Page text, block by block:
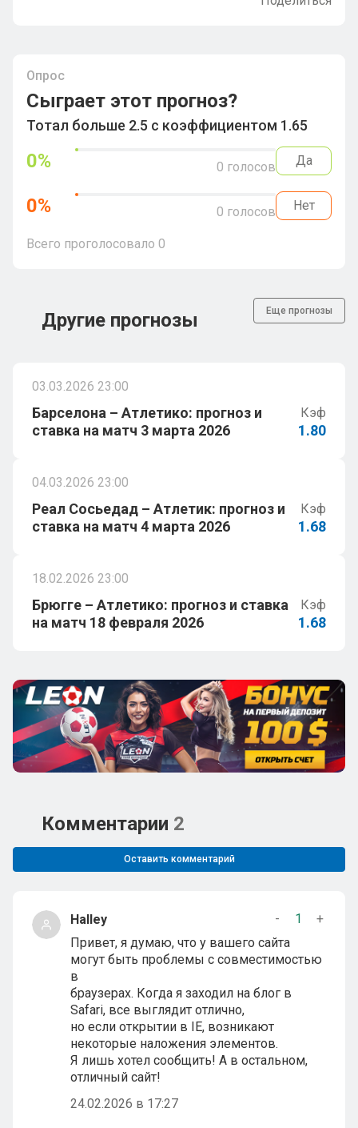
Опрос
Сыграет этот прогноз?
Тотал больше 2.5 с коэффициентом 1.65
0% 0 голосов Да
0% 0 голосов Нет
Всего проголосовало 0
Другие прогнозы Еще прогнозы
03.03.2026 23:00
Барселона – Атлетико: прогноз и
ставка на матч 3 марта 2026
Кэф
1.80
04.03.2026 23:00
Реал Сосьедад – Атлетик: прогноз и
ставка на матч 4 марта 2026
Кэф
1.68
18.02.2026 23:00
Брюгге – Атлетико: прогноз и ставка
на матч 18 февраля 2026
Кэф
1.68
Комментарии 2
Оставить комментарий
Halley - 1
+
Привет, я думаю, что у вашего сайта
могут быть проблемы с совместимостью
в
браузерах. Когда я заходил на блог в
Safari, все выглядит отлично,
но если открытии в IE, возникают
некоторые наложения элементов.
Я лишь хотел сообщить! А в остальном,
отличный сайт!
24.02.2026 в 17:27